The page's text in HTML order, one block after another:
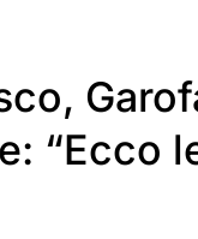
“Ecco